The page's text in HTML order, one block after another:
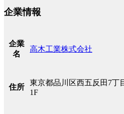
企業情報
企業
名
高木工業株式会社
住所
東京都品川区西五反田7丁
1F